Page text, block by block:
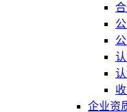
企业资